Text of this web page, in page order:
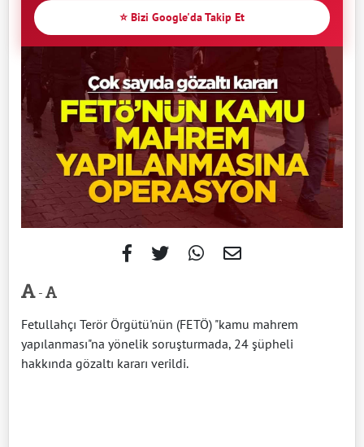
⭐ Bizi Google'da Takip Et
-
Fetullahçı Terör Örgütü'nün (FETÖ) "kamu mahrem
yapılanması"na yönelik soruşturmada, 24 şüpheli
hakkında gözaltı kararı verildi.